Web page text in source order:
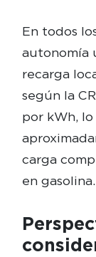
En todos
autonomía
recarga
según la
por kWh,
carga
en gasolina.